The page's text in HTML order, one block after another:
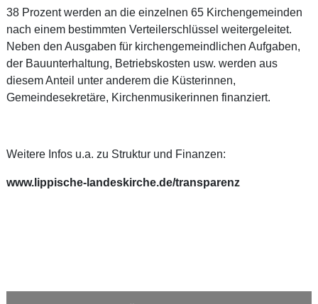
38 Prozent werden an die einzelnen 65 Kirchengemeinden
nach einem bestimmten Verteilerschlüssel weitergeleitet.
Neben den Ausgaben für kirchengemeindlichen Aufgaben,
der Bauunterhaltung, Betriebskosten usw. werden aus
diesem Anteil unter anderem die Küsterinnen,
Gemeindesekretäre, Kirchenmusikerinnen finanziert.
Weitere Infos u.a. zu Struktur und Finanzen:
www.lippische-landeskirche.de/transparenz